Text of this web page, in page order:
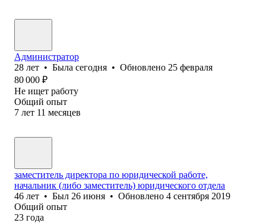
Администратор
28 лет • Была сегодня • Обновлено 25 февраля
80 000 ₽
Не ищет работу
Общий опыт
7 лет 11 месяцев
заместитель директора по юридической работе,
начальник (либо заместитель) юридического отдела
46 лет • Был 26 июня • Обновлено 4 сентября 2019
Общий опыт
23 года